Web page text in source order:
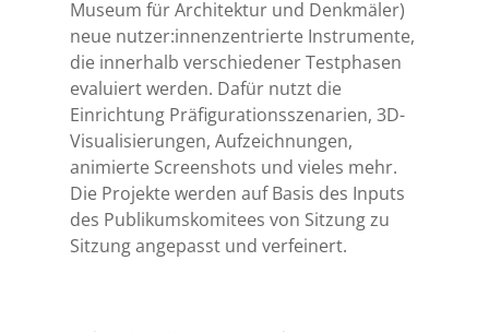
Museum für Architektur und Denkmäler)
neue nutzer:innenzentrierte Instrumente,
die innerhalb verschiedener Testphasen
evaluiert werden. Dafür nutzt die
Einrichtung Präfigurationsszenarien, 3D-
Visualisierungen, Aufzeichnungen,
animierte Screenshots und vieles mehr.
Die Projekte werden auf Basis des Inputs
des Publikumskomitees von Sitzung zu
Sitzung angepasst und verfeinert.